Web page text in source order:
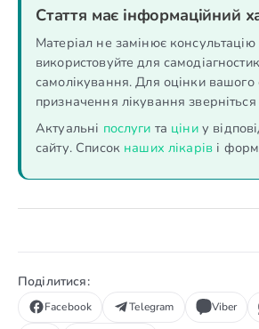
Стаття має інформаційний
Матеріал не замінює консультацію
використовуйте для
самолікування. Для оцінки вашого
призначення лікування
Актуальні послуги та ціниу
сайту. Список наших лікарів і
Поділитися:
Facebook Telegram Viber